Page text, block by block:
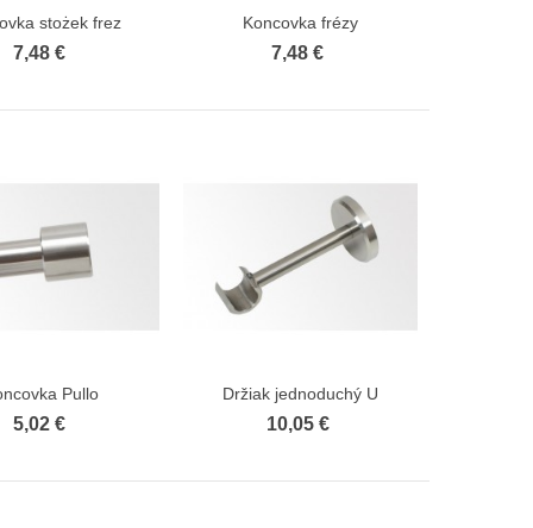
Zobraziť viac
stożek frez
7,48 €
Zobraziť viac
Koncovka frézy
7,48 €
Zobraziť viac
Pullo
5,02 €
Zobraziť viac
Držiak jednoduchý U
10,05 €